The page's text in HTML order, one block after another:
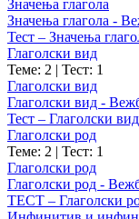
Значења глагола
Значења глагола -
Тест – Значења
Глаголски вид
Теме: 2 | Тест: 1
Глаголски вид
Глаголски вид -
Тест – Глаголски вид
Глаголски род
Теме: 2 | Тест: 1
Глаголски род
Глаголски род -
ТЕСТ – Глаголски